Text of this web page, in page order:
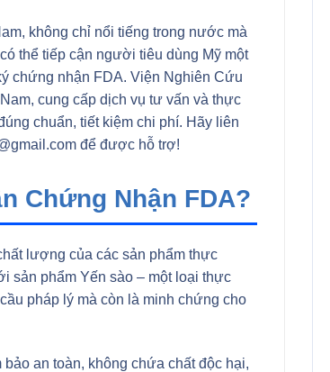
không chỉ nổi tiếng trong nước mà
thể tiếp cận người tiêu dùng Mỹ một
chứng nhận FDA. Viện Nghiên Cứu
cung cấp dịch vụ tư vấn và thực
chuẩn, tiết kiệm chi phí. Hãy liên
để được hỗ trợ!
Chứng Nhận FDA?
lượng của các sản phẩm thực
sản phẩm Yến sào – một loại thực
pháp lý mà còn là minh chứng cho
an toàn, không chứa chất độc hại,